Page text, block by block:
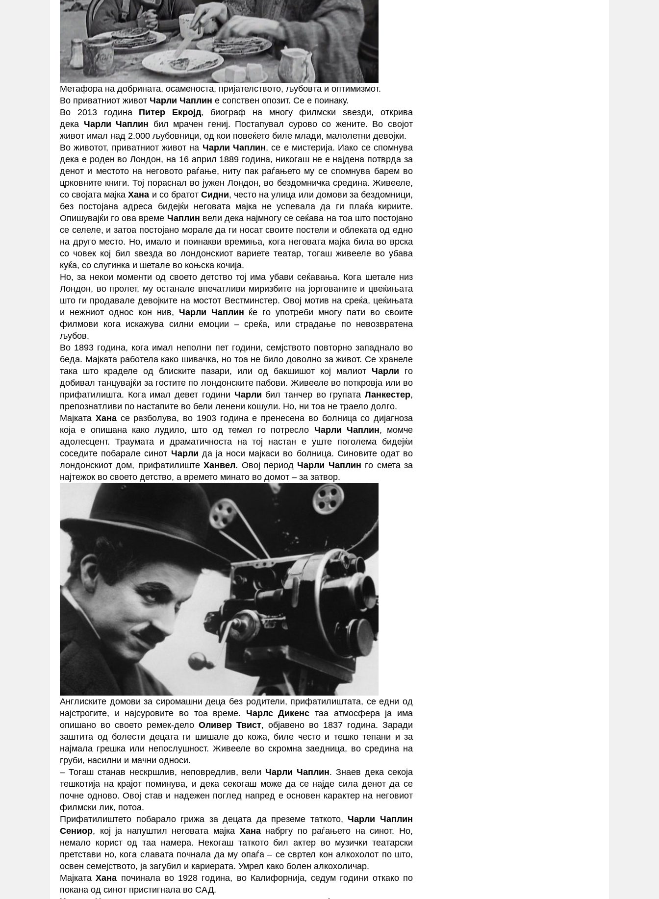
Метафора на добрината, осаменоста, пријателството, љубовта и оптимизмот.
Во приватниот живот Чарли Чаплин е сопствен опозит. Се е поинаку.
Во 2013 година Питер Екројд, биограф на многу филмски ѕвезди, открива
дека Чарли Чаплин бил мрачен гениј. Постапувал сурово со жените. Во својот
живот имал над 2.000 љубовници, од кои повеќето биле млади, малолетни девојки.
Во животот, приватниот живот на Чарли Чаплин, се е мистерија. Иако се спомнува
дека е роден во Лондон, на 16 април 1889 година, никогаш не е најдена потврда за
денот и местото на неговото раѓање, ниту пак раѓањето му се спомнува барем во
црковните книги. Тој пораснал во јужен Лондон, во бездомничка средина. Живееле,
со својата мајкаХана и со братотСидни, често на улица или домови за бездомници,
без постојана адреса бидејќи неговата мајка не успевала да ги плаќа кириите.
Опишувајќи го ова време Чаплин вели дека најмногу се сеќава на тоа што постојано
се селеле, и затоа постојано морале да ги носат своите постели и облеката од едно
на друго место. Но, имало и поинакви времиња, кога неговата мајка била во врска
со човек кој бил ѕвезда во лондонскиот вариете театар, тогаш живееле во убава
куќа, со слугинка и шетале во коњска кочија.
Но, за некои моменти од своето детство тој има убави сеќавања. Кога шетале низ
Лондон, во пролет, му останале впечатливи миризбите на јоргованите и цвеќињата
што ги продавале девојките на мостот Вестминстер. Овој мотив на среќа, цеќињата
и нежниот однос кон нив, Чарли Чаплин ќе го употреби многу пати во своите
филмови кога искажува силни емоции – среќа, или страдање по невозвратена
љубов.
Во 1893 година, кога имал неполни пет години, семјството повторно западнало во
беда. Мајката работела како шивачка, но тоа не било доволно за живот. Се хранеле
така што краделе од блиските пазари, или од бакшишот кој малиот Чарли го
добивал танцувајќи за гостите по лондонските пабови. Живееле во поткровја или во
прифатилишта. Кога имал девет години Чарли бил танчер во групата Ланкестер,
препознатливи по настапите во бели ленени кошули. Но, ни тоа не траело долго.
Мајката Ханасе разболува, во 1903 година е пренесена во болница со дијагноза
која е опишана како лудило, што од темел го потресло Чарли Чаплин, момче
адолесцент. Траумата и драматичноста на тој настан е уште поголема бидејќи
соседите побарале синот Чарли да ја носи мајкаси во болница. Синовите одат во
лондонскиот дом, прифатилиштеХанвел. Овој период Чарли Чаплин го смета за
најтежок во своето детство, а времето минато во домот – за затвор.
Англиските домови за сиромашни деца без родители, прифатилиштата, се едни од
најстрогите, и најсуровите во тоа време. Чарлс Дикенс таа атмосфера ја има
опишано во своето ремек-дело Оливер Твист, објавено во 1837 година. Заради
заштита од болести децата ги шишале до кожа, биле често и тешко тепани и за
најмала грешка или непослушност. Живееле во скромна заедница, во средина на
груби, насилни и мачни односи.
– Тогаш станав нескршлив, неповредлив, вели Чарли Чаплин. Знаев дека секоја
тешкотија на крајот поминува, и дека секогаш може да се најде сила денот да се
почне одново. Овој став и надежен поглед напред е основен карактер на неговиот
филмски лик, потоа.
Прифатилиштето побарало грижа за децата да преземе таткото, Чарли Чаплин
Сениор, кој ја напуштил неговата мајка Хананабргу по раѓањето на синот. Но,
немало корист од таа намера. Некогаш таткото бил актер во музички театарски
претстави но, кога славата почнала да му опаѓа – се свртел кон алкохолот по што,
освен семејството, ја загубил и кариерата. Умрел како болен алкохоличар.
МајкатаХана починала во 1928 година, во Калифорнија, седум години откако по
покана од синот пристигнала во САД.